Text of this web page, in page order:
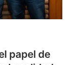
papel de